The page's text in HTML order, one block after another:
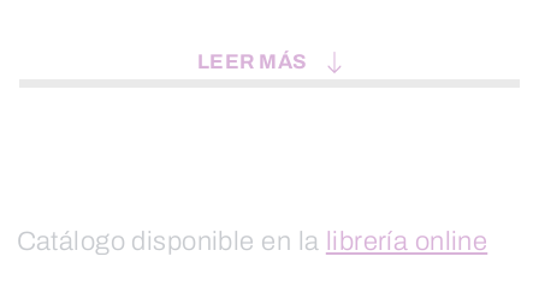
LEER MÁS
Catálogo disponible en la librería online